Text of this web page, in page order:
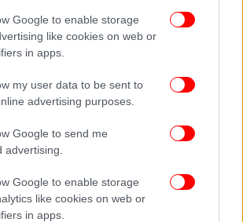
Google to enable storage
like cookies on web or
in apps.
my user data to be sent to
advertising purposes.
Google to send me
advertising.
Google to enable storage
like cookies on web or
in apps.
μετρήσεωνστο ημερήσιο
λόγω του βελτιστοποιημένου
αριθμού των επαναλήψεων
μοριακής διερεύνησης για την
φορτίου», διευκρίνισε ο
Μοριακής
στο Διαγνωστικό Εργαστήριο
Κτηνιατρικής του ΑΠΘ,